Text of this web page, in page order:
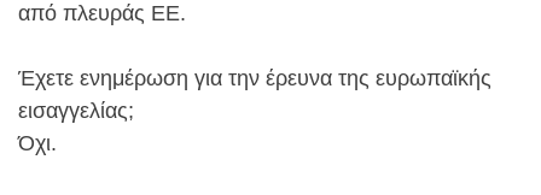
από πλευράς ΕΕ.
Έχετε ενημέρωση για την έρευνα της ευρωπαϊκής
εισαγγελίας;
Όχι.